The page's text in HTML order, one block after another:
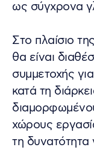
ως σύγχρονα
Στο πλαίσιο
θα είναι
συμμετοχής
κατά τη
χώρους
τη δυνατότητα